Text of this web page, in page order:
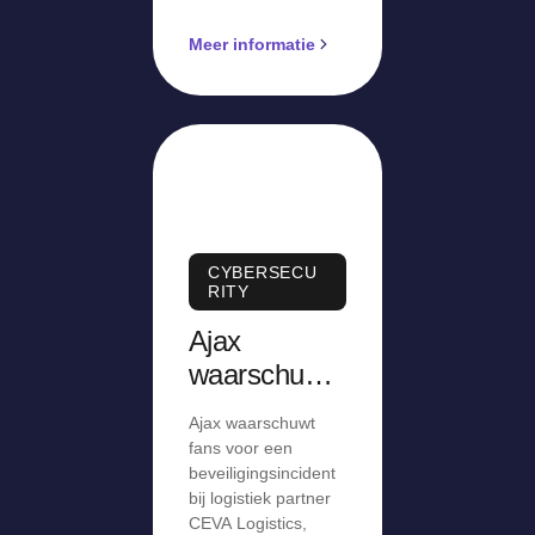
Meer informatie
CYBERSECU
RITY
Ajax
waarschuwt
beveiligingsi
ncident bij
logistiek
Ajax waarschuwt
fans voor een
beveiligingsincident
bij logistiek partner
CEVA Logistics,